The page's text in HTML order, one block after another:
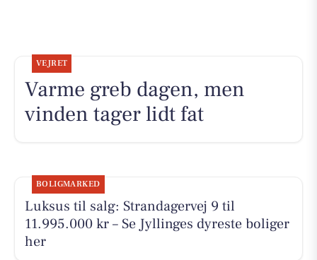
VEJRET
Varme greb dagen, men
vinden tager lidt fat
BOLIGMARKED
Luksus til salg: Strandagervej 9 til
11.995.000 kr – Se Jyllinges dyreste boliger
her